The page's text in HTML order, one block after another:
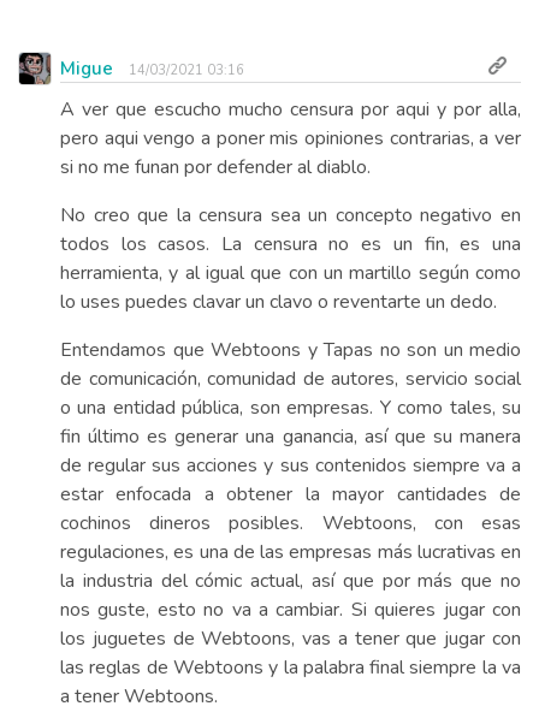
Migue 14/03/2021 03:16
A ver que escucho mucho censura por aqui y por alla,
pero aqui vengo a poner mis opiniones contrarias, a ver
si no me funan por defender al diablo.
No creo que la censura sea un concepto negativo en
todos los casos. La censura no es un fin, es una
herramienta, y al igual que con un martillo según como
lo uses puedes clavar un clavo o reventarte un dedo.
Entendamos que Webtoons y Tapas no son un medio
de comunicación, comunidad de autores, servicio social
o una entidad pública, son empresas. Y como tales, su
fin último es generar una ganancia, así que su manera
de regular sus acciones y sus contenidos siempre va a
estar enfocada a obtener la mayor cantidades de
cochinos dineros posibles. Webtoons, con esas
regulaciones, es una de las empresas más lucrativas en
la industria del cómic actual, así que por más que no
nos guste, esto no va a cambiar. Si quieres jugar con
los juguetes de Webtoons, vas a tener que jugar con
las reglas de Webtoons y la palabra final siempre la va
a tener Webtoons.